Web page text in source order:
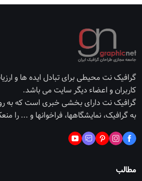
گرافیک نت محیطی برای تبادل ایده ها و
کاربران و اعضاء دیگر سایت می باشد.
گرافیک نت دارای بخشی خبری است که به
به گرافیک، نمایشگاهها، فراخوانها و ... را
مطالب